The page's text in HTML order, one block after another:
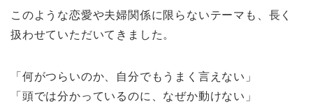
このような恋愛や夫婦関係に限らないテーマも、長く
扱わせていただいてきました。
「何がつらいのか、自分でもうまく言えない」
「頭では分かっているのに、なぜか動けない」